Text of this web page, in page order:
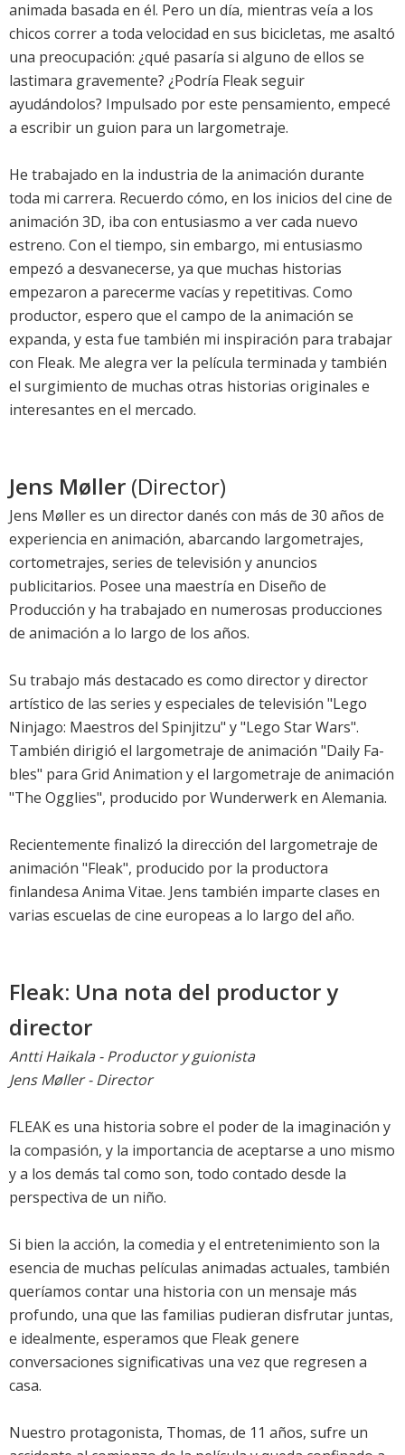
animada basada en él. Pero un día, mientras veía a los
chicos correr a toda velocidad en sus bicicletas, me asaltó
una preocupación: ¿qué pasaría si alguno de ellos se
lastimara gravemente? ¿Podría Fleak seguir
ayudándolos? Impulsado por este pensamiento, empecé
a escribir un guion para un largometraje.
He trabajado en la industria de la animación durante
toda mi carrera. Recuerdo cómo, en los inicios del cine de
animación 3D, iba con entusiasmo a ver cada nuevo
estreno. Con el tiempo, sin embargo, mi entusiasmo
empezó a desvanecerse, ya que muchas historias
empezaron a parecerme vacías y repetitivas. Como
productor, espero que el campo de la animación se
expanda, y esta fue también mi inspiración para trabajar
con Fleak. Me alegra ver la película terminada y también
el surgimiento de muchas otras historias originales e
interesantes en el mercado.
Jens Møller (Director)
Jens Møller es un director danés con más de 30 años de
experiencia en animación, abarcando largometrajes,
cortometrajes, series de televisión y anuncios
publicitarios. Posee una maestría en Diseño de
Producción y ha trabajado en numerosas producciones
de animación a lo largo de los años.
Su trabajo más destacado es como director y director
artístico de las series y especiales de televisión "Lego
Ninjago: Maestros del Spinjitzu" y "Lego Star Wars".
También dirigió el largometraje de animación "Daily Fa-
bles" para Grid Animation y el largometraje de animación
"The Ogglies", producido por Wunderwerk en Alemania.
Recientemente finalizó la dirección del largometraje de
animación "Fleak", producido por la productora
finlandesa Anima Vitae. Jens también imparte clases en
varias escuelas de cine europeas a lo largo del año.
Fleak: Una nota del productor y
director
Antti Haikala - Productor y guionista
Jens Møller - Director
FLEAK es una historia sobre el poder de la imaginación y
la compasión, y la importancia de aceptarse a uno mismo
y a los demás tal como son, todo contado desde la
perspectiva de un niño.
Si bien la acción, la comedia y el entretenimiento son la
esencia de muchas películas animadas actuales, también
queríamos contar una historia con un mensaje más
profundo, una que las familias pudieran disfrutar juntas,
e idealmente, esperamos que Fleak genere
conversaciones significativas una vez que regresen a
casa.
Nuestro protagonista, Thomas, de 11 años, sufre un